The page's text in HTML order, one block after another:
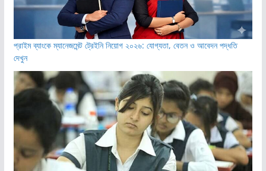
প্রাইম ব্যাংকে ম্যানেজমেন্ট ট্রেইনি নিয়োগ ২০২৬: যোগ্যতা, বেতন ও আবেদন পদ্ধতি
দেখুন